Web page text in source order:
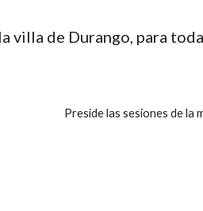
villa de Durango, para
Preside las sesiones de la